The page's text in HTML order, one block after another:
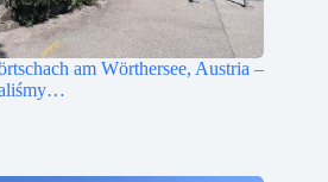
am Wörthersee, Austria –